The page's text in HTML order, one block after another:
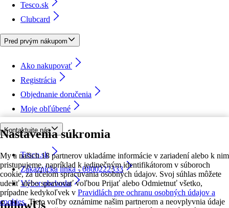
Nastavenia súkromia
My a našich 18 partnerov ukladáme informácie v zariadení alebo k nim
pristupujeme, napríklad k jedinečným identifikátorom v súboroch
cookie, za účelom spracúvania osobných údajov. Svoj súhlas môžete
udeliť alebo spravovať voľbou Prijať alebo Odmietnuť všetko,
prípadne kedykoľvek v Pravidlách pre ochranu osobných údajov a
cookies. Tieto voľby oznámime našim partnerom a neovplyvnia údaje
Tesco.sk
Clubcard
Pred prvým nákupom
Ako nakupovať
Registrácia
Objednanie doručenia
Moje obľúbené
Kontaktujte nás
Tesco.sk
Zákaznícka linka - 0800222333
Výber obchodu
followUs